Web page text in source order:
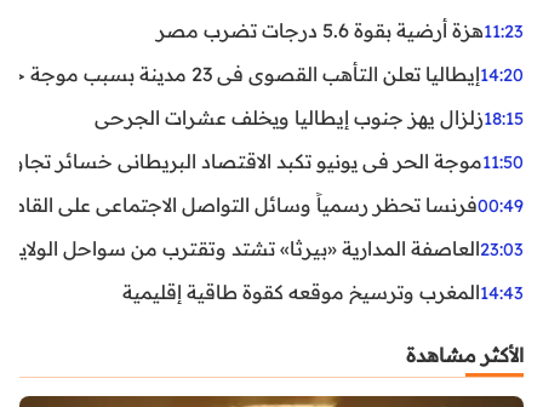
11:23هزة أرضية بقوة 5.6 درجات تضرب مصر
14:20إيطاليا تعلن التأهب القصوى في 23 مدينة بسبب موجة حر شديدة
18:15زلزال يهز جنوب إيطاليا ويخلف عشرات الجرحى
11:50موجة الحر في يونيو تكبد الاقتصاد البريطاني خسائر تجاوزت 1.5 مليار
00:49فرنسا تحظر رسمياً وسائل التواصل الاجتماعي على القاصرين
23:03العاصفة المدارية «بيرثا» تشتد وتقترب من سواحل
14:43المغرب وترسيخ موقعه كقوة طاقية إقليمية
الأكثر مشاهدة